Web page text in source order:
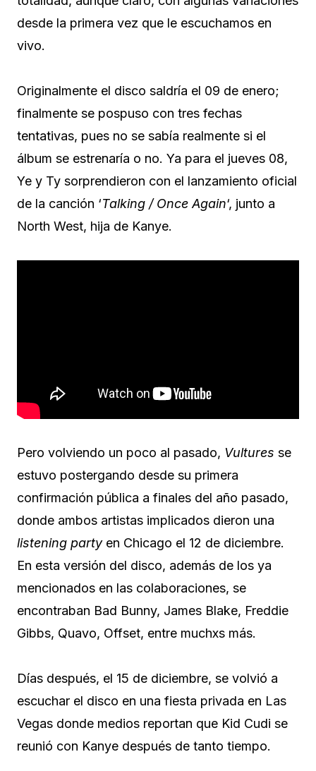
desde la primera vez que le escuchamos en
vivo.
Originalmente el disco saldría el 09 de enero;
finalmente se pospuso con tres fechas
tentativas, pues no se sabía realmente si el
álbum se estrenaría o no. Ya para el jueves 08,
Ye y Ty sorprendieron con el lanzamiento oficial
de la canción ‘Talking / Once Again‘, junto a
North West, hija de Kanye.
Pero volviendo un poco al pasado, Vultures se
estuvo postergando desde su primera
confirmación pública a finales del año pasado,
donde ambos artistas implicados dieron una
listening partyen Chicago el 12 de diciembre.
En esta versión del disco, además de los ya
mencionados en las colaboraciones, se
encontraban Bad Bunny, James Blake, Freddie
Gibbs, Quavo, Offset, entre muchxs más.
Días después, el 15 de diciembre, se volvió a
escuchar el disco en una fiesta privada en Las
Vegas donde medios reportan que Kid Cudi se
reunió con Kanye después de tanto tiempo.